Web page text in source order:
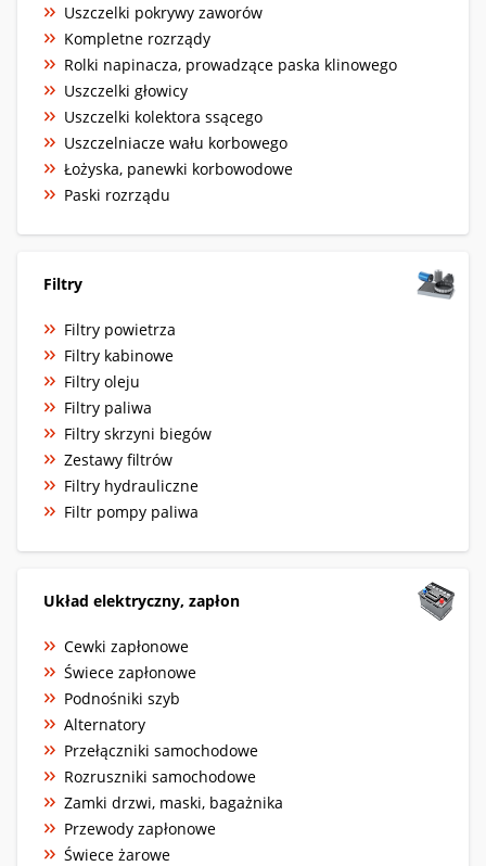
Uszczelki pokrywy zaworów
Kompletne rozrządy
Rolki napinacza, prowadzące paska klinowego
Uszczelki głowicy
Uszczelki kolektora ssącego
Uszczelniacze wału korbowego
Łożyska, panewki korbowodowe
Paski rozrządu
Filtry
Filtry powietrza
Filtry kabinowe
Filtry oleju
Filtry paliwa
Filtry skrzyni biegów
Zestawy filtrów
Filtry hydrauliczne
Filtr pompy paliwa
Układ elektryczny, zapłon
Cewki zapłonowe
Świece zapłonowe
Podnośniki szyb
Alternatory
Przełączniki samochodowe
Rozruszniki samochodowe
Zamki drzwi, maski, bagażnika
Przewody zapłonowe
Świece żarowe